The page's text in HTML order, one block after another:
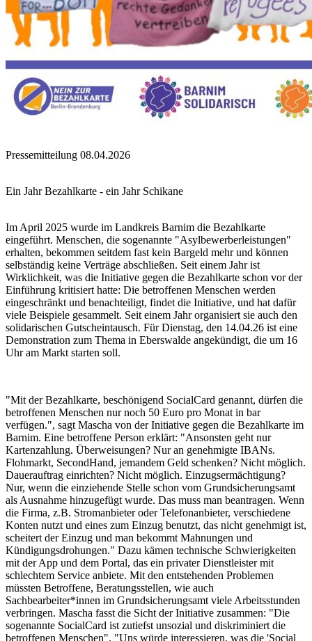
Pressemitteilung 08.04.2026
Ein Jahr Bezahlkarte - ein Jahr Schikane
Im April 2025 wurde im Landkreis Barnim die Bezahlkarte
eingeführt. Menschen, die sogenannte "Asylbewerberleistungen"
erhalten, bekommen seitdem fast kein Bargeld mehr und können
selbständig keine Verträge abschließen. Seit einem Jahr ist
Wirklichkeit, was die Initiative gegen die Bezahlkarte schon vor der
Einführung kritisiert hatte: Die betroffenen Menschen werden
eingeschränkt und benachteiligt, findet die Initiative, und hat dafür
viele Beispiele gesammelt. Seit einem Jahr organisiert sie auch den
solidarischen Gutscheintausch. Für Dienstag, den 14.04.26 ist eine
Demonstration zum Thema in Eberswalde angekündigt, die um 16
Uhr am Markt starten soll.
"Mit der Bezahlkarte, beschönigend SocialCard genannt, dürfen die
betroffenen Menschen nur noch 50 Euro pro Monat in bar
verfügen.", sagt Mascha von der Initiative gegen die Bezahlkarte im
Barnim. Eine betroffene Person erklärt: "Ansonsten geht nur
Kartenzahlung. Überweisungen? Nur an genehmigte IBANs.
Flohmarkt, SecondHand, jemandem Geld schenken? Nicht möglich.
Dauerauftrag einrichten? Nicht möglich. Einzugsermächtigung?
Nur, wenn die einziehende Stelle schon vom Grundsicherungsamt
als Ausnahme hinzugefügt wurde. Das muss man beantragen. Wenn
die Firma, z.B. Stromanbieter oder Telefonanbieter, verschiedene
Konten nutzt und eines zum Einzug benutzt, das nicht genehmigt ist,
scheitert der Einzug und man bekommt Mahnungen und
Kündigungsdrohungen." Dazu kämen technische Schwierigkeiten
mit der App und dem Portal, das ein privater Dienstleister mit
schlechtem Service anbiete. Mit den entstehenden Problemen
müssten Betroffene, Beratungsstellen, wie auch
Sachbearbeiter*innen im Grundsicherungsamt viele Arbeitsstunden
verbringen. Mascha fasst die Sicht der Initiative zusammen: "Die
sogenannte SocialCard ist zutiefst unsozial und diskriminiert die
betroffenen Menschen". "Uns würde interessieren, was die 'Social